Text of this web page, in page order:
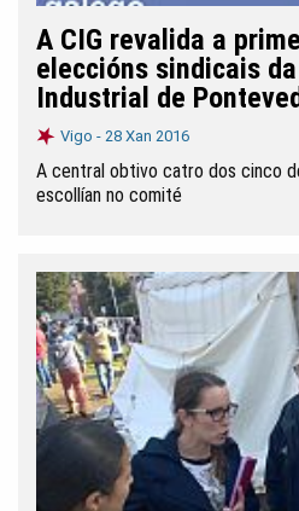
A CIG revalida a
eleccións sindicais
Industrial de
Vigo - 28 Xan 2016
A central obtivo catro dos cinco
escollían no comité